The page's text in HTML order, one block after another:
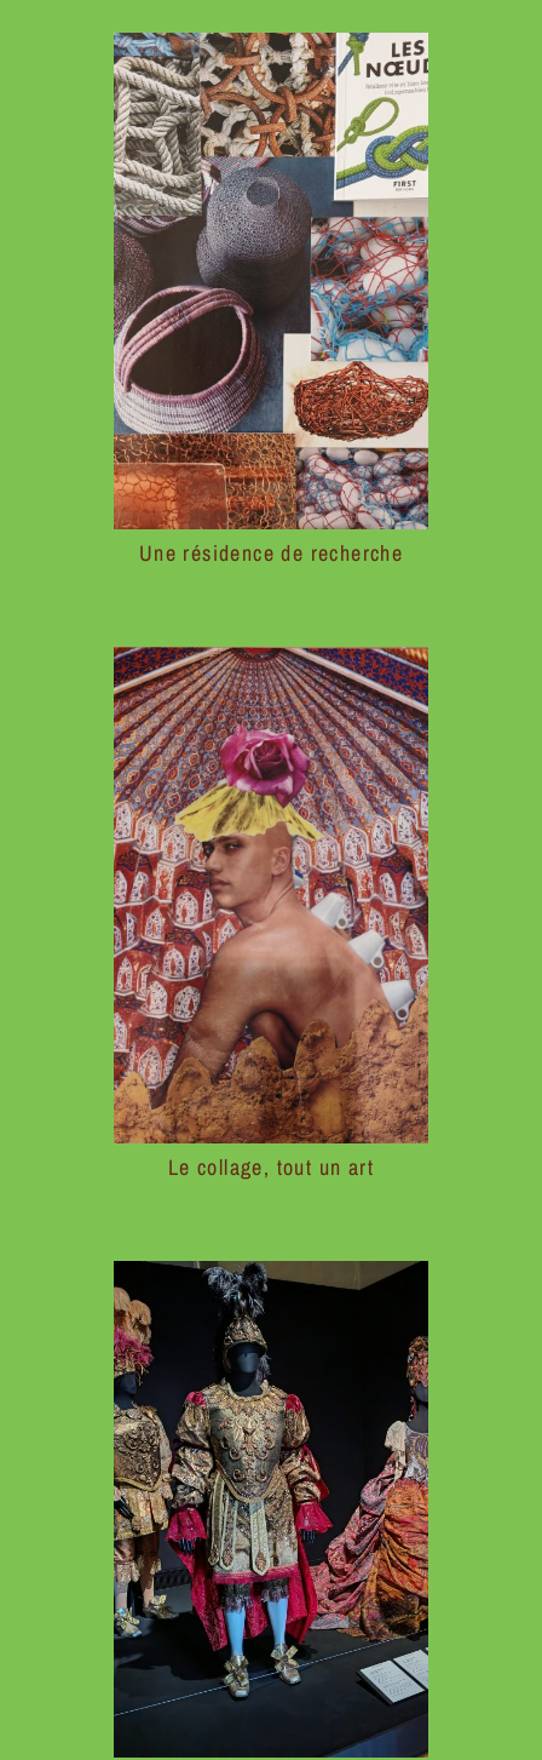
Une résidence de recherche
Le collage, tout un art